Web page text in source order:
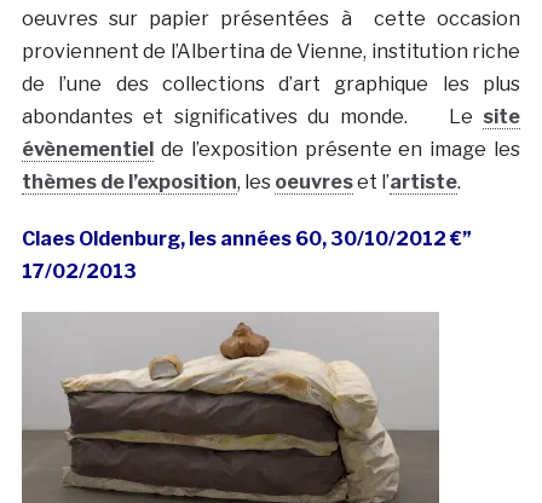
oeuvres sur papier présentées à cette occasion
proviennent de l’Albertina de Vienne, institution riche
de l’une des collections d’art graphique les plus
abondantes et significatives du monde. Le site
évènementiel de l’exposition présente en image les
thèmes de l’exposition, les oeuvreset l’artiste.
Claes Oldenburg, les années 60, 30/10/2012 €”
17/02/2013